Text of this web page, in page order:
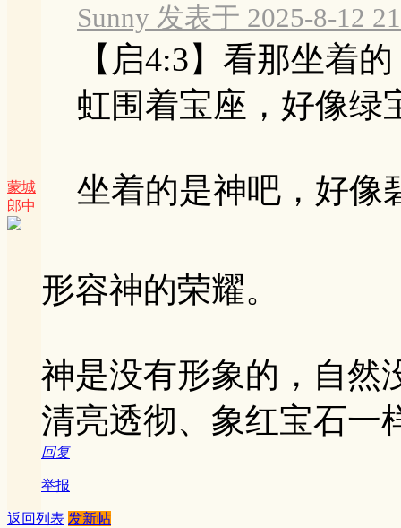
蒙城
郎中
Sunny 发表于 2025-8-12
【启4:3】看那坐着
虹围着宝座，好像绿
坐着的是神吧，好像
形容神的荣耀。
神是没有形象的，自然
清亮透彻、象红宝石一
回复
举报
返回列表 发新帖